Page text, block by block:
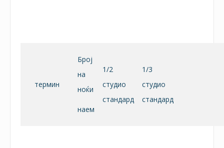
термин
Број
на
ноќи
наем
1/2
студио
стандард
1/3
студио
стандард